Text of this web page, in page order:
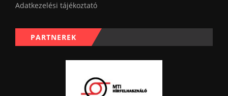
Adatkezelési tájékoztató
PARTNEREK